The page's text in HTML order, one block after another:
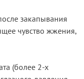
закапывания
чувство жжения,
(более 2-х